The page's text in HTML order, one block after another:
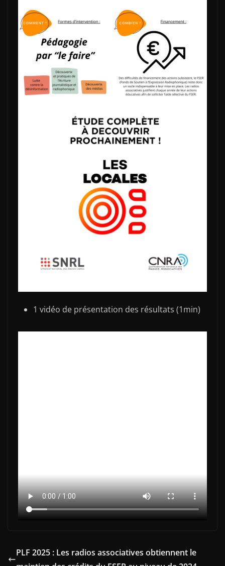
1 vidéo de présentation des résultats (1min)
PLF 2025 : Les radios associatives obtiennent le